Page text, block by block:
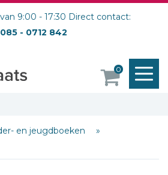
9:00 - 17:30 Direct contact:
085 - 0712 842
0
en jeugdboeken